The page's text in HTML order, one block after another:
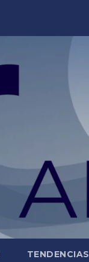
TENDENCIAS